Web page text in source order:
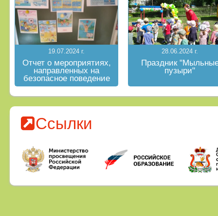
19.07.2024 г.
Отчет о мероприятиях,
направленных на
безопасное поведение
на водных объектах в
летний период
28.06.2024 г.
Праздник
пузыри"
Ссылки